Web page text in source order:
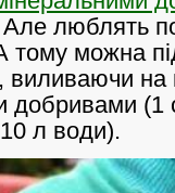
люблять
тому можна
виливаючи
добривами (1
л води).